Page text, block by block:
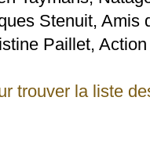
Stenuit, Amis
Paillet,
trouver la liste